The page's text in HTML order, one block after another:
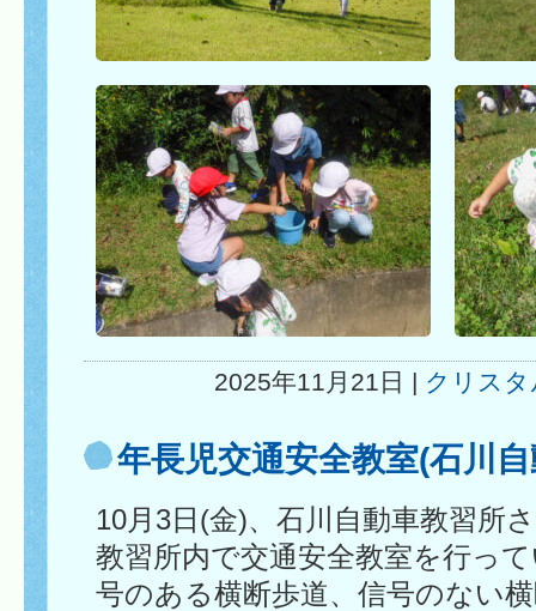
2025年11月21日 | クリス
年長児交通安全教室(石川
10月3日(金)、石川自動車教習所
教習所内で交通安全教室を行っ
号のある横断歩道、信号のない